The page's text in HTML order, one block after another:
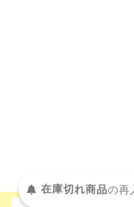
在庫切れ商品の再